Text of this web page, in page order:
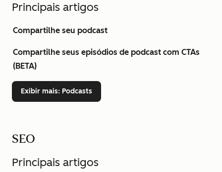
Principais artigos
Compartilhe seu podcast
Compartilhe seus episódios de podcast com CTAs
(BETA)
Exibir mais: Podcasts
SEO
Principais artigos